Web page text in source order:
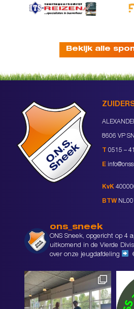
Bekijk alle
8606 VP
T 0515 –
E
KvK
BTW
ons_sneek
ONS Sneek, opgericht op 4
uitkomend in de Vierde
over onze jeugdafdeling